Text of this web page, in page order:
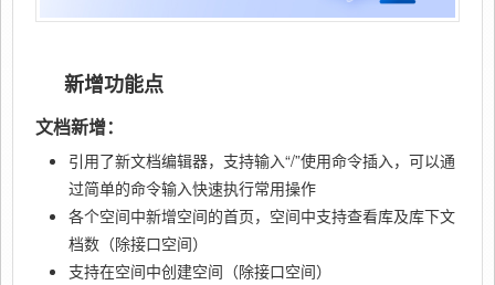
新增功能点
文档新增：
引用了新文档编辑器，支持输入“/”使用命令插入，可以通
过简单的命令输入快速执行常用操作
各个空间中新增空间的首页，空间中支持查看库及库下文
档数（除接口空间）
支持在空间中创建空间（除接口空间）